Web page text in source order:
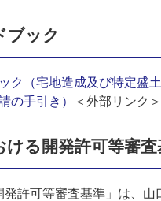
ブック
ク（宅地造成及び特定盛
の手引き）
＜外部リンク＞
ける開発許可等審査
発許可等審査基準」は、山